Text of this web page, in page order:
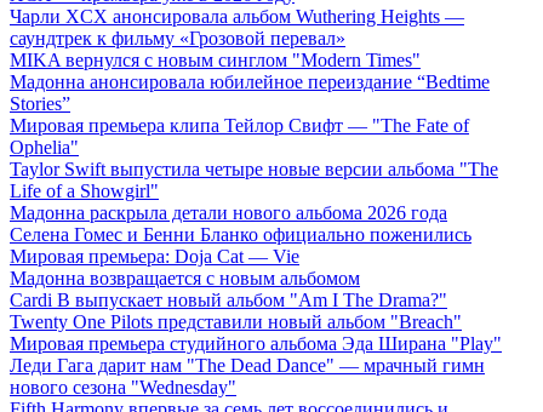
Чарли XCX анонсировала альбом Wuthering Heights —
саундтрек к фильму «Грозовой перевал»
MIKA вернулся с новым синглом "Modern Times"
Мадонна анонсировала юбилейное переиздание “Bedtime
Stories”
Мировая премьера клипа Тейлор Свифт — "The Fate of
Ophelia"
Taylor Swift выпустила четыре новые версии альбома "The
Life of a Showgirl"
Мадонна раскрыла детали нового альбома 2026 года
Селена Гомес и Бенни Бланко официально поженились
Мировая премьера: Doja Cat — Vie
Мадонна возвращается с новым альбомом
Cardi B выпускает новый альбом "Am I The Drama?"
Twenty One Pilots представили новый альбом "Breach"
Мировая премьера студийного альбома Эда Ширана "Play"
Леди Гага дарит нам "The Dead Dance" — мрачный гимн
нового сезона "Wednesday"